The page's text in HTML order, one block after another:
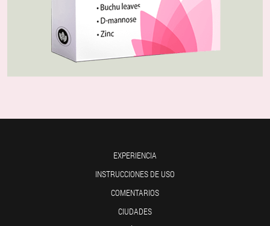
EXPERIENCIA
INSTRUCCIONES DE USO
COMENTARIOS
CIUDADES